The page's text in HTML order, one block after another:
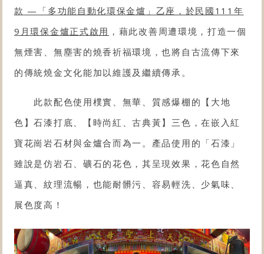
款 —「多功能自動化環保金爐 」乙座，於民國111年
9月環保金爐正式啟用 ，藉此改善周遭環境，打造一個
無煙害、無塵害的燒香祈福環境，也將自古流傳下來
的傳統燒金文化能加以維護及繼續傳承。
此款配色使用樸實、無華、質感爆棚的【大地
色】石漆打底、【時尚紅、古典黃】三色，在嵌入紅
寶花崗岩石材與金爐合而為一。產品使用的「石漆」
雖說是仿岩石、礦石的花色，其呈現效果，花色自然
逼真、紋理流暢，也能耐髒污、容易輕洗、少氣味、
展色度高！